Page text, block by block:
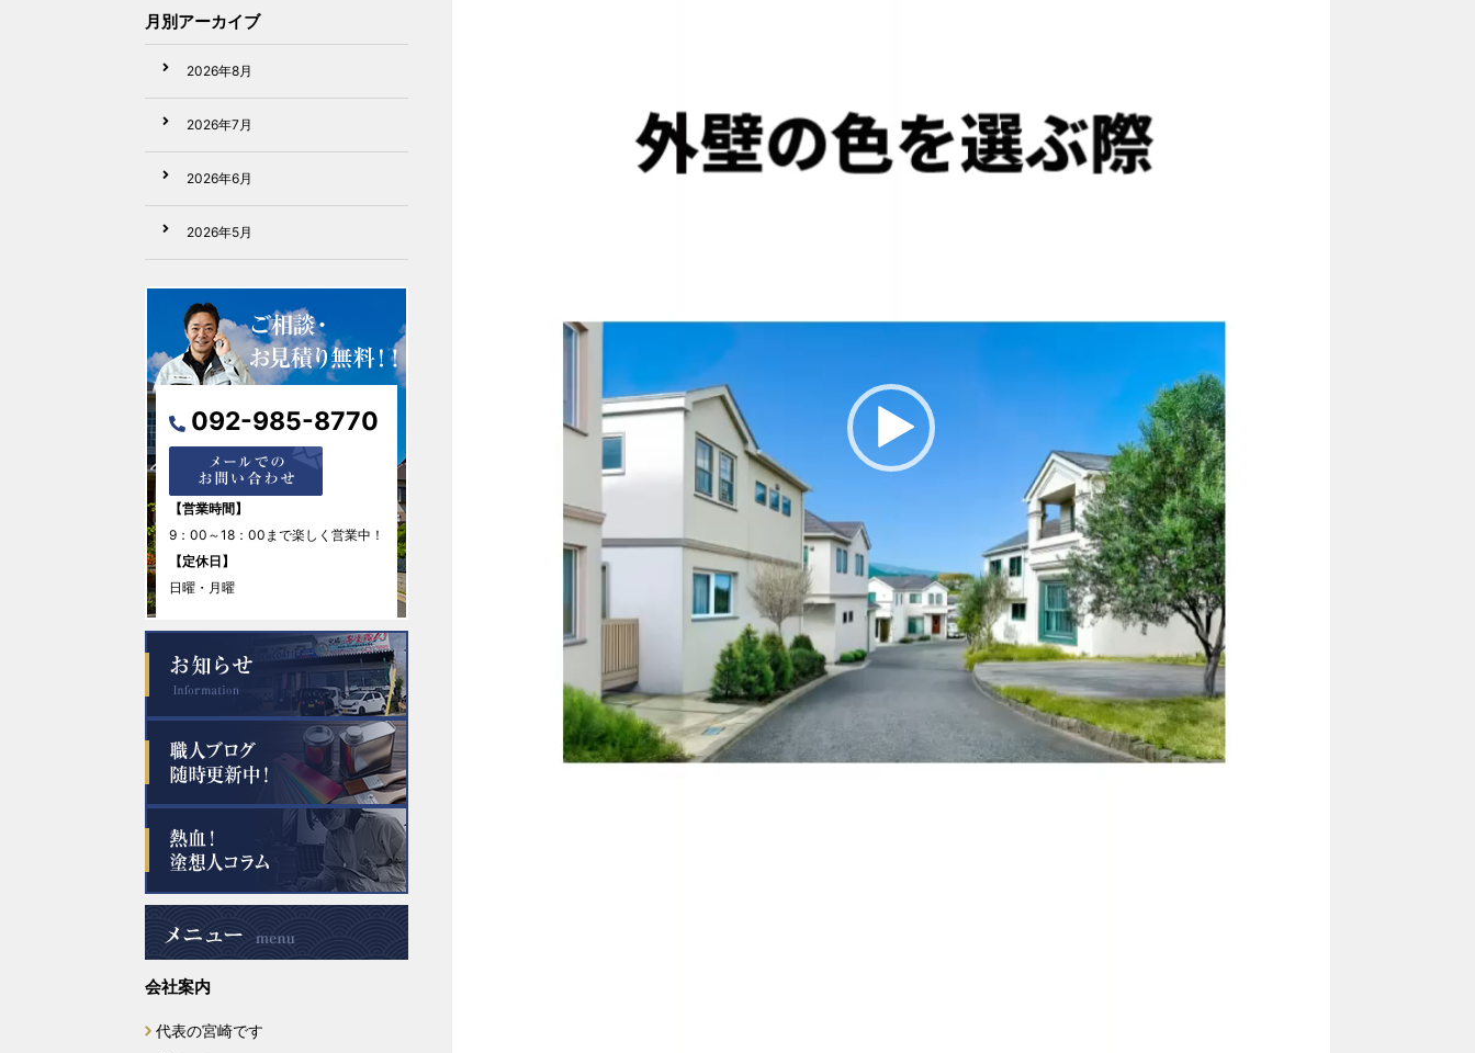
月別アーカイブ
2026年8月
2026年7月
2026年6月
2026年5月
2026年4月
2026年3月
2026年1月
2025年12月
2025年11月
2025年9月
2025年8月
2025年7月
2025年5月
2025年4月
2025年3月
2025年2月
092-985-8770
【営業時間】
9：00～18：00まで楽しく営業中！
【定休日】
日曜・月曜
会社案内
代表の宮崎です